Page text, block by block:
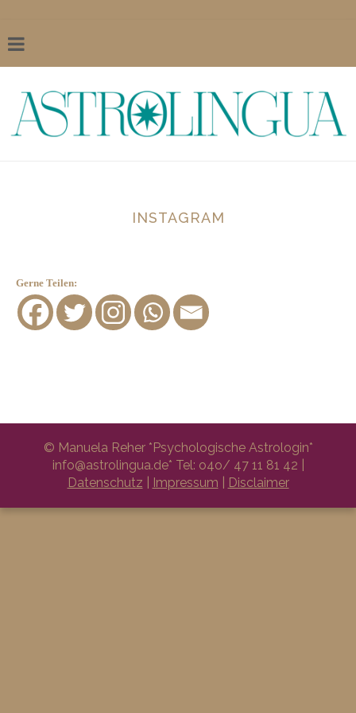
INSTAGRAM
Gerne Teilen:
© Manuela Reher *Psychologische Astrologin*
info@astrolingua.de* Tel: o4o/ 47 11 81 42 |
Datenschutz
Impressum Disclaimer